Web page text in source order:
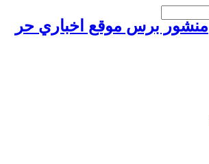
منشور برس موقع اخباري حر